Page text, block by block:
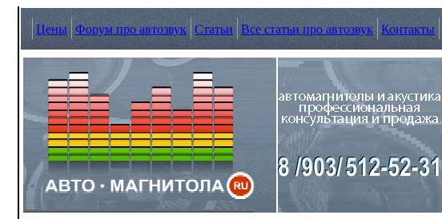
Цены Форум про автозвук Статьи Все статьи про автозвук Контакты